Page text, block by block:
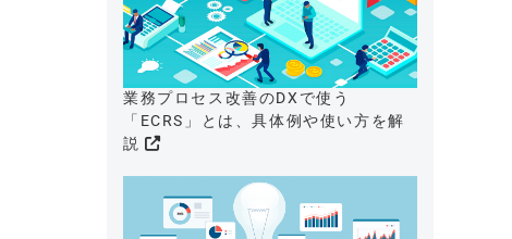
業務プロセス改善のDXで使う
「ECRS」とは、具体例や使い方を解
説